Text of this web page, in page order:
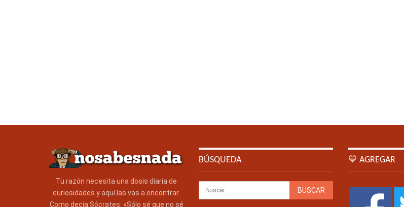
Tu razón necesita una dosis diaria de
curiosidades y aquí las vas a encontrar.
Como decía Sócrates: «Sólo sé que no sé
BÚSQUEDA 💙 AGREGAR